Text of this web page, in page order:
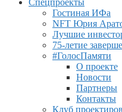
Спецпроекты
Гостиная ИФа
NFT Юрия
Лучшие
75-летие
#ГолосПамяти
О проекте
Новости
Партнеры
Контакты
Клуб